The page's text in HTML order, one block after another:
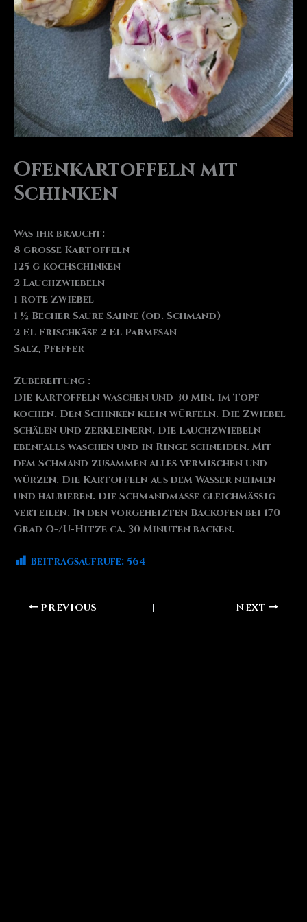
Ofenkartoffeln mit
Schinken
Was ihr braucht:
8 große Kartoffeln
125 g Kochschinken
2 Lauchzwiebeln
1 rote Zwiebel
1 ½ Becher Saure Sahne (od. Schmand)
2 EL Frischkäse 2 EL Parmesan
Salz, Pfeffer
Zubereitung :
Die Kartoffeln waschen und 30 Min. im Topf
kochen. Den Schinken klein würfeln. Die Zwiebel
schälen und zerkleinern. Die Lauchzwiebeln
ebenfalls waschen und in Ringe schneiden. Mit
dem Schmand zusammen alles vermischen und
würzen. Die Kartoffeln aus dem Wasser nehmen
und halbieren. Die Schmandmasse gleichmäßig
verteilen. In den vorgeheizten Backofen bei 170
Grad O-/U-Hitze ca. 30 Minuten backen.
Beitragsaufrufe: 564
PREVIOUS NEXT